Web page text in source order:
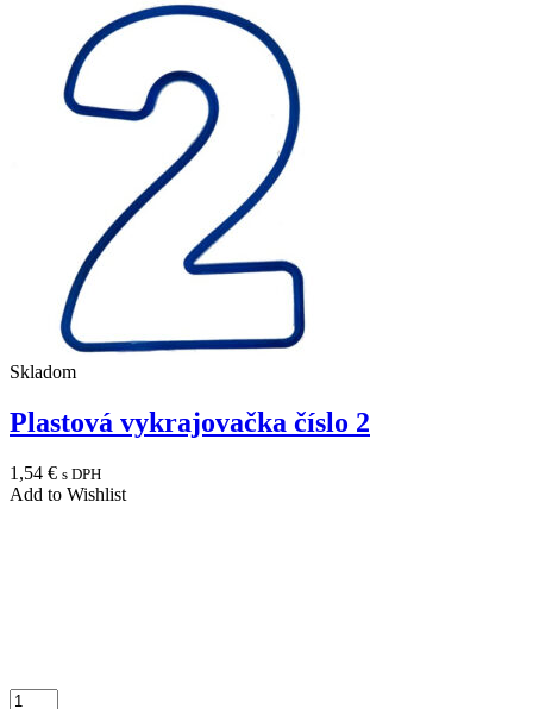
Skladom
Plastová vykrajovačka číslo 2
1,54 € s DPH
Add to Wishlist